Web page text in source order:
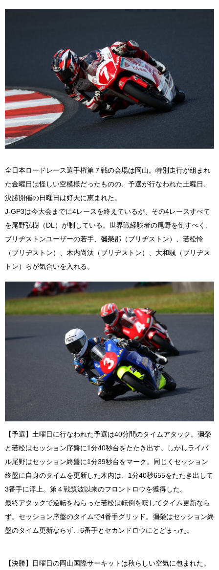
全日本ロードレース選手権第７戦の会場は岡山。特別走行が組まれ
た金曜日は怪しい空模様だったものの、予選が行なわれた土曜日、
決勝開催の日曜日は好天に恵まれた。
J-GP3は今大会までに4レースを終えているが、その4レースすべて
を尾野弘樹（DL）が制している。世界戦経験者の尾野を倒すべく、
ブリヂストンユーザーの若手、彌榮郡（ブリヂストン）、若松怜
（ブリヂストン）、木内尚汰（ブリヂストン）、大和颯（ブリヂス
トン）らが気合いを入れる。
【予選】土曜日に行なわれた予選は40分間のタイムアタック。彌榮
と若松はセッション序盤に1分40秒台をたたき出す。しかしライバ
ル尾野はセッション終盤に1分39秒台をマーク。同じくセッション
終盤に自身のタイムを更新した木内は、1分40秒655をたたき出して
3番手に浮上。第４戦筑波以来のフロントロウを獲得した。
最終アタックで逆転をねらった若松は転倒を喫してタイム更新なら
ず。セッション序盤のタイムで4番手グリッド。彌榮はセッション終
盤のタイム更新ならず、6番手とセカンドロウにとどまった。
【決勝】日曜日の岡山国際サーキットは秋らしい空気に包まれた。